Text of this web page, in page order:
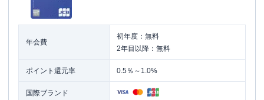
年会費
初年度：無料
2年目以降：無料
ポイント還元率 0.5％～1.0%
国際ブランド